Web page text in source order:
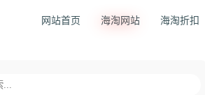
网站首页 海淘网站 海淘折扣